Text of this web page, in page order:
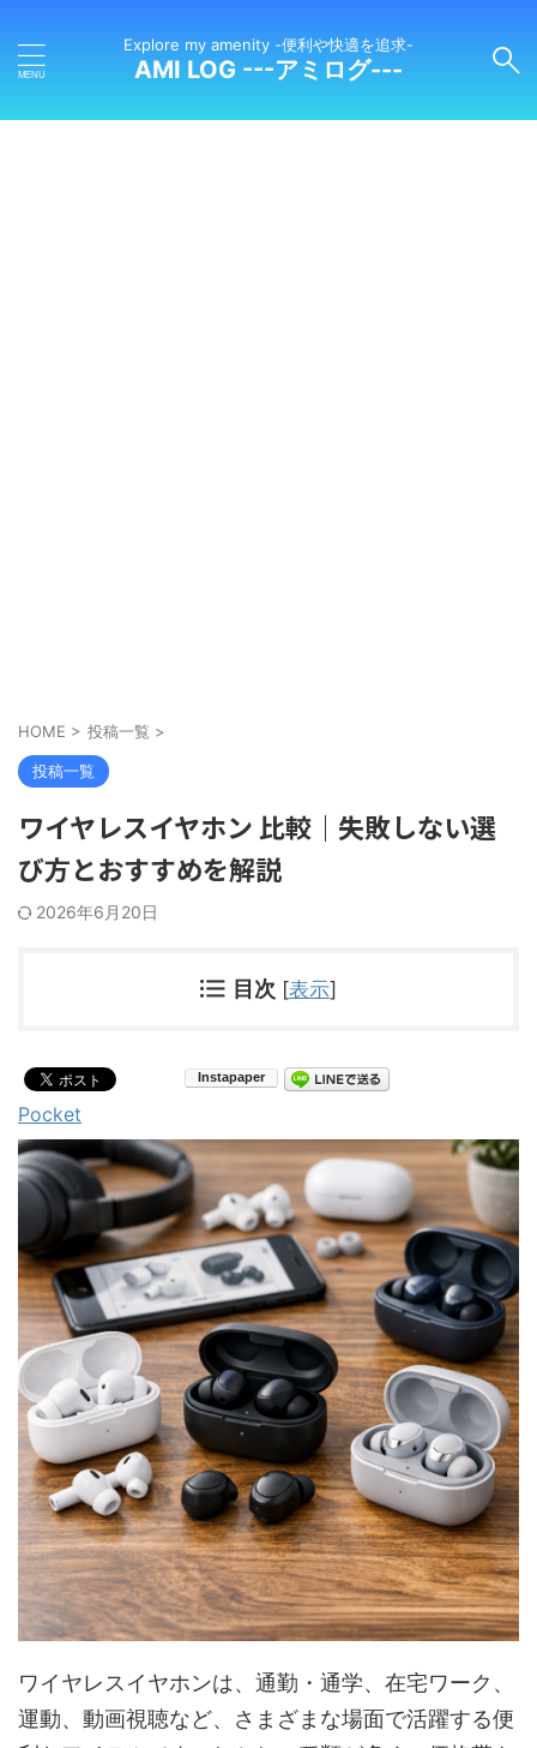
Explore my amenity -便利や快適を追求-
AMI LOG ---アミログ---
HOME > 投稿一覧 >
投稿一覧
ワイヤレスイヤホン 比較｜失敗しない選
び方とおすすめを解説
2026年6月20日
目次 [表示]
Pocket
ワイヤレスイヤホンは、通勤・通学、在宅ワーク、
運動、動画視聴など、さまざまな場面で活躍する便